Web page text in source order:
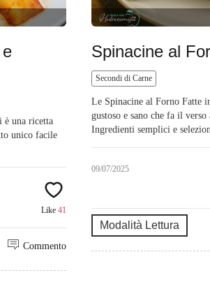
è una ricetta
unico facile
Like 41
Commento
Spinacine al
Secondi di Carne
Le Spinacine al Forno Fatte
gustoso e sano che fa il
Ingredienti semplici e
09/07/2025
Modalità Lettura